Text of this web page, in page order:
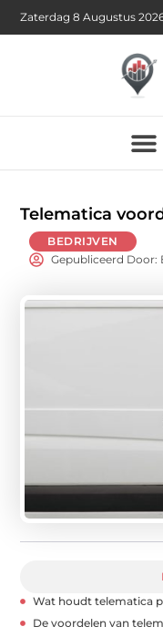
Zaterdag 8 Augustus
Telematica
BEDRIJVEN
Gepubliceerd
Wat houdt telematica
De voordelen van